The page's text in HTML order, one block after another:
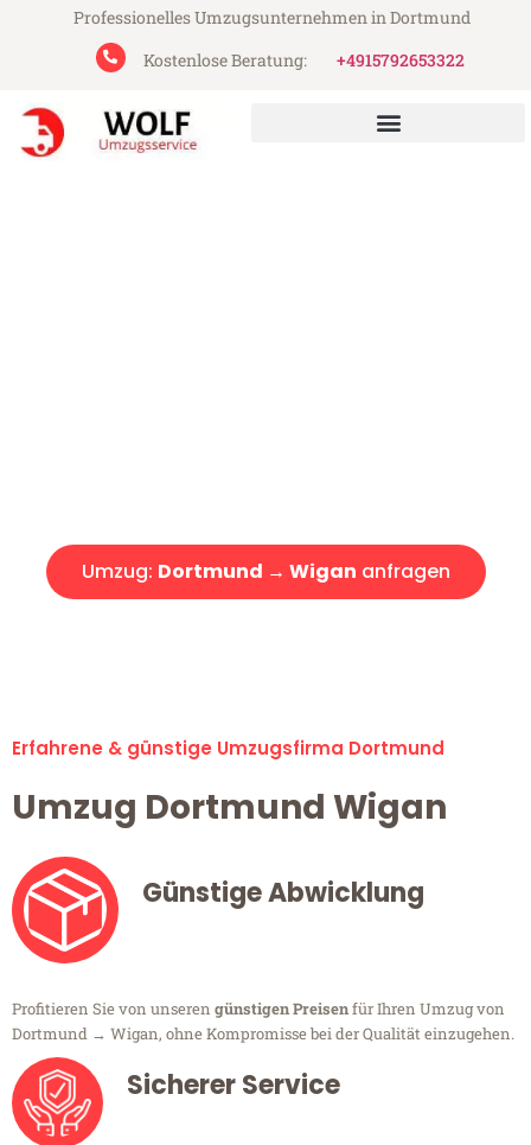
Professionelles Umzugsunternehmen in Dortmund
Kostenlose Beratung:
+4915792653322
Umzug: Dortmund → Wigan anfragen
Erfahrene & günstige Umzugsfirma Dortmund
Umzug Dortmund Wigan
Günstige Abwicklung
Profitieren Sie von unseren günstigen Preisenfür Ihren Umzug von
Dortmund → Wigan, ohne Kompromisse bei der Qualität einzugehen.
Sicherer Service